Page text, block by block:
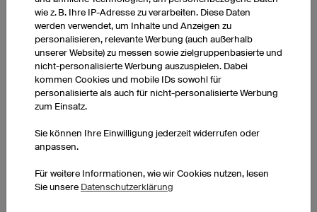
Gebiet selbstlos zu fördern.“ Dazu gehört zum Beispiel
auch „die Förderung des Sports“.
Wichtig:Ihr Verein muss für die Allgemeinheit
zugänglich sein, um als gemeinnützig zu gelten – und
nicht etwa nur aus der Belegschaft Ihres
Unternehmens bestehen.
wie z. B. Ihre IP-Adresse zu verarbeiten. Diese Daten
werden verwendet, um Inhalte und Anzeigen zu
personalisieren, relevante Werbung (auch außerhalb
unserer Website) zu messen sowie zielgruppenbasierte und
nicht-personalisierte Werbung auszuspielen. Dabei
kommen Cookies und mobile IDs sowohl für
personalisierte als auch für nicht-personalisierte Werbung
zum Einsatz.
Sie können Ihre Einwilligung jederzeit widerrufen oder
anpassen.
Für weitere Informationen, wie wir Cookies nutzen, lesen
Sie unsere Datenschutzerklärung